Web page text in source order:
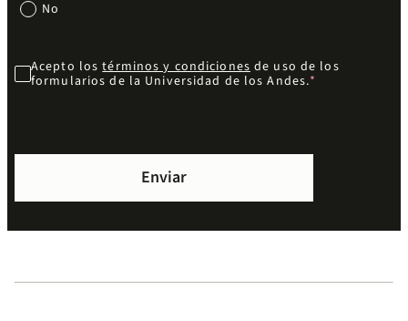
No
Acepto lostérminos y condiciones de uso de los
formularios de la Universidad de los Andes.